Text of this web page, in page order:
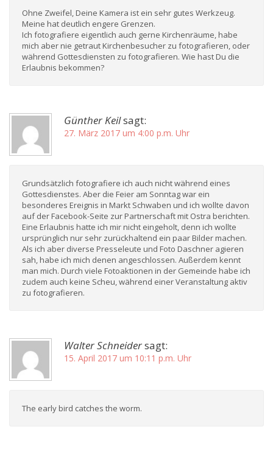
Ohne Zweifel, Deine Kamera ist ein sehr gutes Werkzeug.
Meine hat deutlich engere Grenzen.
Ich fotografiere eigentlich auch gerne Kirchenräume, habe
mich aber nie getraut Kirchenbesucher zu fotografieren, oder
während Gottesdiensten zu fotografieren. Wie hast Du die
Erlaubnis bekommen?
Günther Keilsagt:
27. März 2017 um 4:00 p.m. Uhr
Grundsätzlich fotografiere ich auch nicht während eines
Gottesdienstes. Aber die Feier am Sonntag war ein
besonderes Ereignis in Markt Schwaben und ich wollte davon
auf der Facebook-Seite zur Partnerschaft mit Ostra berichten.
Eine Erlaubnis hatte ich mir nicht eingeholt, denn ich wollte
ursprünglich nur sehr zurückhaltend ein paar Bilder machen.
Als ich aber diverse Presseleute und Foto Daschner agieren
sah, habe ich mich denen angeschlossen. Außerdem kennt
man mich. Durch viele Fotoaktionen in der Gemeinde habe ich
zudem auch keine Scheu, während einer Veranstaltung aktiv
zu fotografieren.
Walter Schneidersagt:
15. April 2017 um 10:11 p.m. Uhr
The early bird catches the worm.